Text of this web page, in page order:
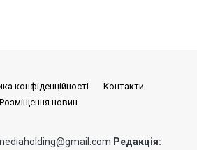
конфіденційності
Контакти
Розміщення новин
Редакція: